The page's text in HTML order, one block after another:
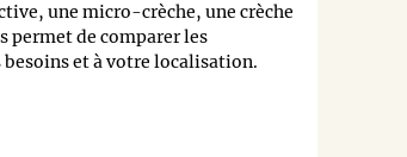
une micro-crèche, une crèche
permet de comparer les
et à votre localisation.